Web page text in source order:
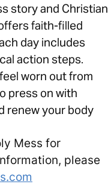
story and Christian
faith-filled
day includes
action steps.
worn out from
press on with
renew your body
Mess for
please